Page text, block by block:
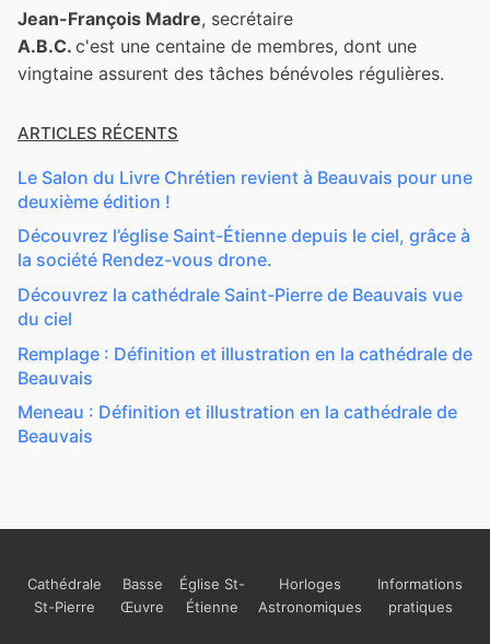
Jean-François Madre, secrétaire
A.B.C. c'est une centaine de membres, dont une
vingtaine assurent des tâches bénévoles régulières.
ARTICLES RÉCENTS
Le Salon du Livre Chrétien revient à Beauvais pour une
deuxième édition !
Découvrez l’église Saint-Étienne depuis le ciel, grâce à
la société Rendez-vous drone.
Découvrez la cathédrale Saint-Pierre de Beauvais vue
du ciel
Remplage : Définition et illustration en la cathédrale de
Beauvais
Meneau : Définition et illustration en la cathédrale de
Beauvais
Cathédrale
St-Pierre
Basse
Œuvre
Église St-
Étienne
Horloges
Astronomiques
Informations
pratiques